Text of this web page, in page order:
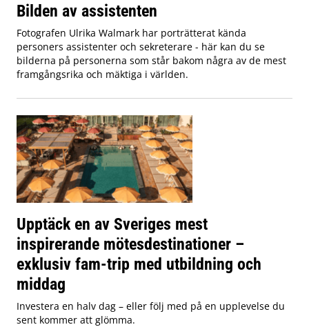
Bilden av assistenten
Fotografen Ulrika Walmark har porträtterat kända
personers assistenter och sekreterare - här kan du se
bilderna på personerna som står bakom några av de mest
framgångsrika och mäktiga i världen.
Upptäck en av Sveriges mest
inspirerande mötesdestinationer –
exklusiv fam-trip med utbildning och
middag
Investera en halv dag – eller följ med på en upplevelse du
sent kommer att glömma.